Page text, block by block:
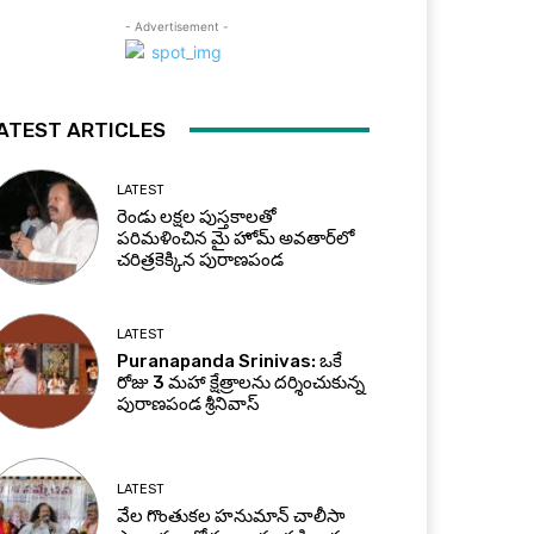
- Advertisement -
ARTICLES
LATEST
రెండు లక్షల పుస్తకాలతో
పరిమళించిన మై హోమ్ అవతార్‌లో
చరిత్రకెక్కిన పురాణపండ
LATEST
Puranapanda Srinivas: ఒకే
రోజు 3 మహా క్షేత్రాలను దర్శించుకున్న
పురాణపండ శ్రీనివాస్
LATEST
వేల గొంతుకల హనుమాన్ చాలీసా